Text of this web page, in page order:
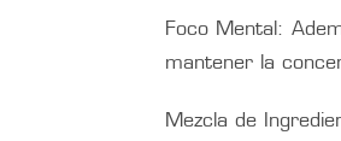
Foco Mental:
mantener la
Mezcla de